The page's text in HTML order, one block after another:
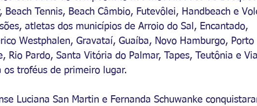
Beach Tennis, Beach Câmbio, Futevôlei, Handbeach e
atletas dos municípios de Arroio do Sal, Encantado,
Westphalen, Gravataí, Guaíba, Novo Hamburgo, Porto
Rio Pardo, Santa Vitória do Palmar, Tapes, Teutônia e
os troféus de primeiro lugar.
Luciana San Martin e Fernanda Schuwanke